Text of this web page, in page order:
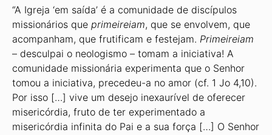
“A Igreja ‘em saída’ é a comunidade de discípulos
missionários que primeireiam, que se envolvem, que
acompanham, que frutificam e festejam. Primeireiam
– desculpai o neologismo – tomam a iniciativa! A
comunidade missionária experimenta que o Senhor
tomou a iniciativa, precedeu-a no amor (cf. 1 Jo 4,10).
Por isso […] vive um desejo inexaurível de oferecer
misericórdia, fruto de ter experimentado a
misericórdia infinita do Pai e a sua força […] O Senhor